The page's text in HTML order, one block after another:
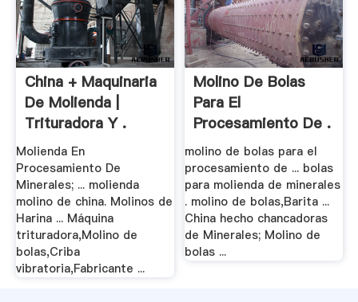
China + Maquinaria
De Molienda |
Trituradora Y .
Molienda En
Procesamiento De
Minerales; ... molienda
molino de china. Molinos de
Harina ... Máquina
trituradora,Molino de
bolas,Criba
vibratoria,Fabricante ...
Molino De Bolas
Para El
Procesamiento De .
molino de bolas para el
procesamiento de ... bolas
para molienda de minerales
. molino de bolas,Barita ...
China hecho chancadoras
de Minerales; Molino de
bolas ...